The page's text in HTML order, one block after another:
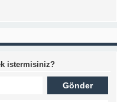
istermisiniz?